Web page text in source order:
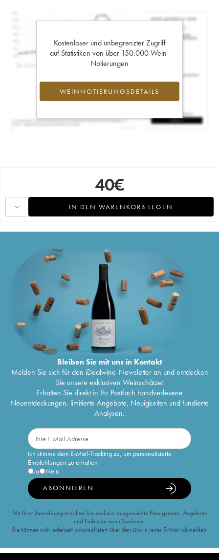
Kostenloser und unbegrenzter Zugriff
auf Statistiken von über 150.000 Wein-
Notierungen
WEINNOTIERUNGSDETAILS
40€
IN DEN WARENKORB LEGEN
Bleiben Sie mit uns in Kontakt
Melden Sie sich für den iDealwine-Newsletter an und entdecken
Sie unsere exklusiven Weinschätze!
Erhalten Sie direkt in Ihr Postfach handverlesene
Neuentdeckungen, limitierte Angebote, Neuigkeiten und fundierte
Analysen.
Ich stimme dem E-Mail-Tracking zu, um personalisierte
Empfehlungen zu erhalten
Ja
Nein
ABONNIEREN
Mit Ihrer Anmeldung erhalten Sie exklusiv ausgewählte Neuigkeiten, Angebote
und Einblicke von iDealwine.
Sie können sich jederzeit unkompliziert über den Link in jeder E-Mail abmelden.